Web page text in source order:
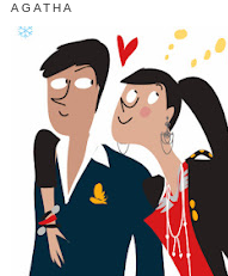
AGATHA